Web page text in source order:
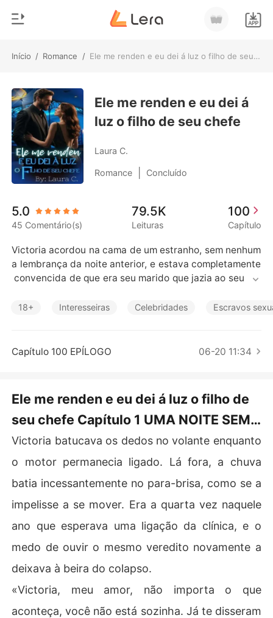
Início / Romance / Ele me renden e eu dei á luz o filho de seu chefe
0
Loja
Histórico
Sair
Baixar App
Gênero
Moderno
Lobisomem
Contos
Bilionários
Contos Curtos
Ele me renden e eu dei á
luz o filho de seu chefe
Laura C.
Romance Concluído
5.0
45 Comentário(s)
79.5K
Leituras
100
Capítulo
Victoria acordou na cama de um estranho, sem nenhum
a lembrança da noite anterior, e estava completamente
convencida de que era seu marido que jazia ao seu lad
Algum tempo depois, ela descobre que está grávida - ju
mal tem tempo de processar a informação antes que E
a sido seu amante naquela fatídica noite. Um mafioso fr
io, impiedoso e perigoso. Um homem que virará seu mun
seus filhos.
Victoria conseguirá escapar da armadilha perversa que
homem que é completamente obcecado por ela?
18+ Interesseiras Celebridades Escravos
Capítulo 100 EPÍLOGO 06-20 11:34
Ele me renden e eu dei á luz o filho de
seu chefe Capítulo 1 UMA NOITE SEM
VOLTA
Victoria batucava os dedos no volante enquanto
o motor permanecia ligado. Lá fora, a chuva
batia incessantemente no para-brisa, como se a
impelisse a se mover. Era a quarta vez naquele
ano que esperava uma ligação da clínica, e o
medo de ouvir o mesmo veredito novamente a
deixava à beira do colapso.
«Victoria, meu amor, não importa o que
aconteça, você não está sozinha. Já te disseram